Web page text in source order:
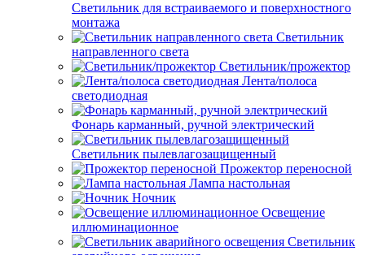
Светильник для встраиваемого и поверхностного
монтажа
Светильник
направленного света
Светильник/прожектор
Лента/полоса
светодиодная
Фонарь карманный, ручной электрический
Светильник пылевлагозащищенный
Прожектор переносной
Лампа настольная
Ночник
Освещение
иллюминационное
Светильник